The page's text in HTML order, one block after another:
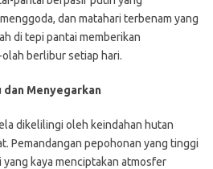
dan matahari terbenam yang
di tepi pantai memberikan
berlibur setiap hari.
dan Menyegarkan
dikelilingi oleh keindahan hutan
Pemandangan pepohonan yang tinggi
yang kaya menciptakan atmosfer